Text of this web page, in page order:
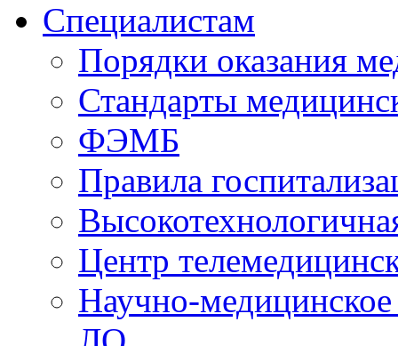
Специалистам
Порядки оказания
Стандарты
ФЭМБ
Правила
Центр
Научно-